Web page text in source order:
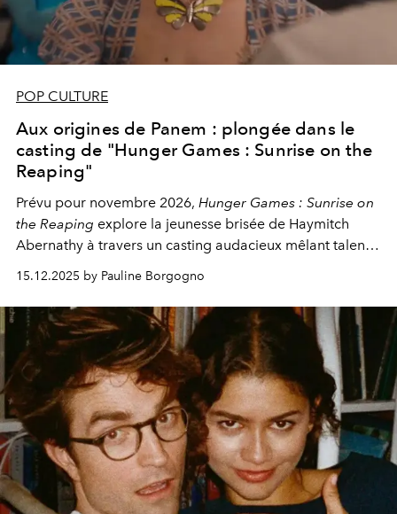
POP CULTURE
Aux origines de Panem : plongée dans le
casting de "Hunger Games : Sunrise on the
Reaping"
Prévu pour novembre 2026, Hunger Games : Sunrise on
the Reaping explore la jeunesse brisée de Haymitch
Abernathy à travers un casting audacieux mêlant talents
émergents et figures mythiques.
15.12.2025 by Pauline Borgogno